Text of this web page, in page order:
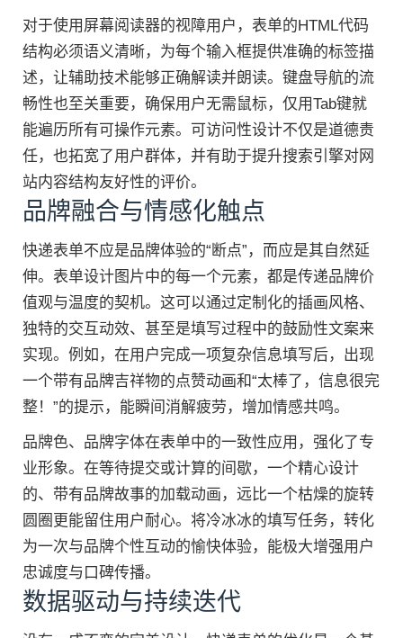
对于使用屏幕阅读器的视障用户，表单的HTML代码
结构必须语义清晰，为每个输入框提供准确的标签描
述，让辅助技术能够正确解读并朗读。键盘导航的流
畅性也至关重要，确保用户无需鼠标，仅用Tab键就
能遍历所有可操作元素。可访问性设计不仅是道德责
任，也拓宽了用户群体，并有助于提升搜索引擎对网
站内容结构友好性的评价。
品牌融合与情感化触点
快递表单不应是品牌体验的“断点”，而应是其自然延
伸。表单设计图片中的每一个元素，都是传递品牌价
值观与温度的契机。这可以通过定制化的插画风格、
独特的交互动效、甚至是填写过程中的鼓励性文案来
实现。例如，在用户完成一项复杂信息填写后，出现
一个带有品牌吉祥物的点赞动画和“太棒了，信息很完
整！”的提示，能瞬间消解疲劳，增加情感共鸣。
品牌色、品牌字体在表单中的一致性应用，强化了专
业形象。在等待提交或计算的间歇，一个精心设计
的、带有品牌故事的加载动画，远比一个枯燥的旋转
圆圈更能留住用户耐心。将冷冰冰的填写任务，转化
为一次与品牌个性互动的愉快体验，能极大增强用户
忠诚度与口碑传播。
数据驱动与持续迭代